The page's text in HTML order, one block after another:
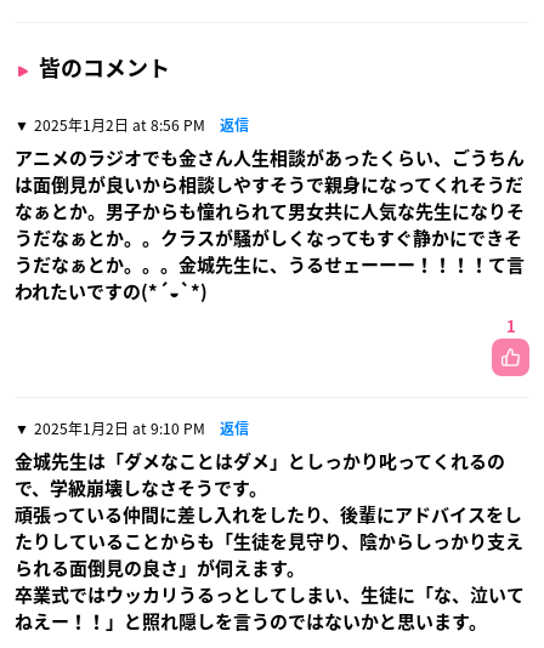
皆のコメント
2025年1月2日 at 8:56 PM 返信
アニメのラジオでも金さん人生相談があったくらい、ごうちん
は面倒見が良いから相談しやすそうで親身になってくれそうだ
なぁとか。男子からも憧れられて男女共に人気な先生になりそ
うだなぁとか。。クラスが騒がしくなってもすぐ静かにできそ
うだなぁとか。。。金城先生に、うるせェーーー！！！！て言
われたいですの(*´◒`*)
1
2025年1月2日 at 9:10 PM 返信
金城先生は「ダメなことはダメ」としっかり叱ってくれるの
で、学級崩壊しなさそうです。
頑張っている仲間に差し入れをしたり、後輩にアドバイスをし
たりしていることからも「生徒を見守り、陰からしっかり支え
られる面倒見の良さ」が伺えます。
卒業式ではウッカリうるっとしてしまい、生徒に「な、泣いて
ねえー！！」と照れ隠しを言うのではないかと思います。